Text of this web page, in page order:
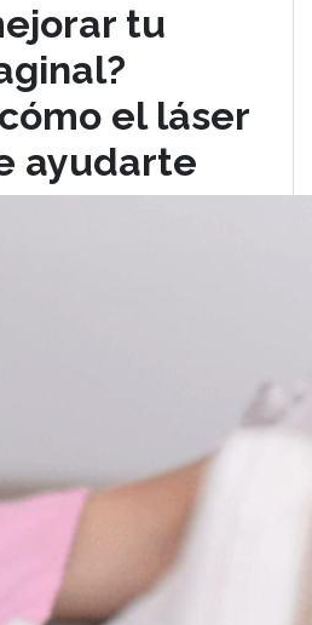
tu
el láser
ayudarte